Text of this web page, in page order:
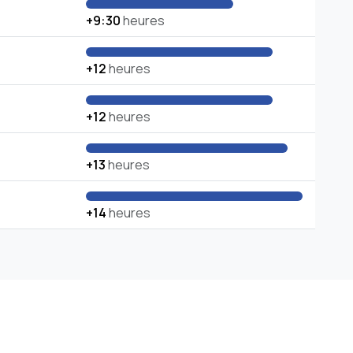
+9:30heures
+12heures
+12heures
+13heures
+14heures